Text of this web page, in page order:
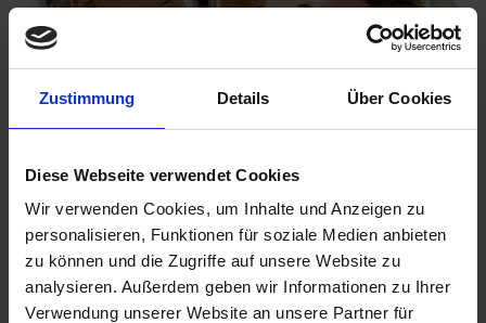
Zustimmung Details Über Cookies
Diese Webseite verwendet Cookies
Wir verwenden Cookies, um Inhalte und Anzeigen zu
personalisieren, Funktionen für soziale Medien anbieten
zu können und die Zugriffe auf unsere Website zu
analysieren. Außerdem geben wir Informationen zu Ihrer
Verwendung unserer Website an unsere Partner für